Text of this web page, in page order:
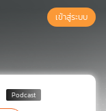
เข้าสู่ระบบ